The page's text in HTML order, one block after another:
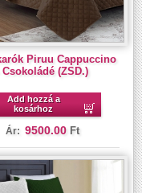
Piruu Cappuccino
Csokoládé (ZSD.)
Add hozzá a
kosárhoz
Ár: 9500.00 Ft